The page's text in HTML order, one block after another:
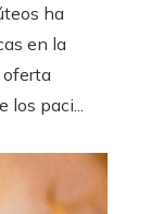
ha
en la
oferta
paci...